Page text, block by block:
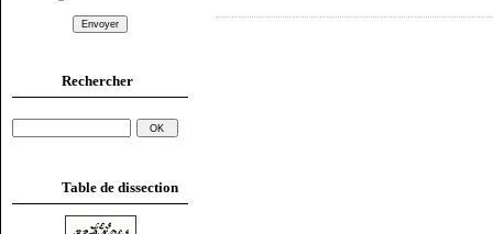
Rechercher
Table de dissection